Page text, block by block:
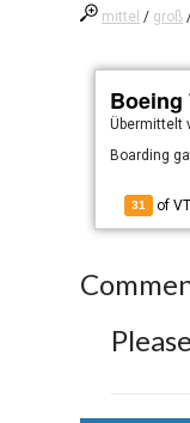
mittel / groß
Boeing
Übermittelt
Boarding
31 of
Please